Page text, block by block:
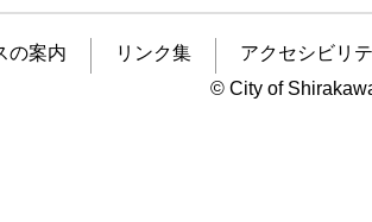
の案内 リンク集 アクセシビリ
© City of